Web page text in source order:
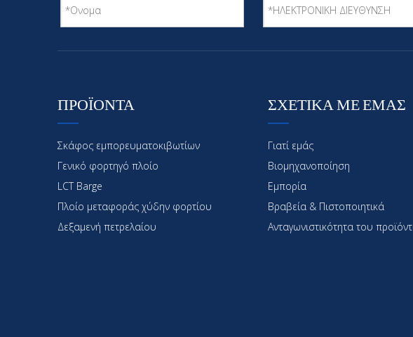
ΠΡΟΪΟΝΤΑ
Σκάφος εμπορευματοκιβωτίων
Γενικό φορτηγό πλοίο
LCT Barge
Πλοίο μεταφοράς χύδην φορτίου
Δεξαμενή πετρελαίου
ΣΧΕΤΙΚΑ ΜΕ ΕΜΑΣ
Γιατί εμάς
Βιομηχανοποίηση
Εμπορία
Βραβεία & Πιστοποιητικά
Ανταγωνιστικότητα του